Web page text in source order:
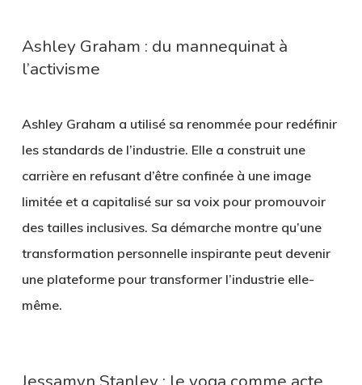
Ashley Graham : du mannequinat à
l’activisme
Ashley Graham a utilisé sa renommée pour redéfinir
les standards de l’industrie. Elle a construit une
carrière en refusant d’être confinée à une image
limitée et a capitalisé sur sa voix pour promouvoir
des tailles inclusives. Sa démarche montre qu’une
transformation personnelle inspirante peut devenir
une plateforme pour transformer l’industrie elle-
même.